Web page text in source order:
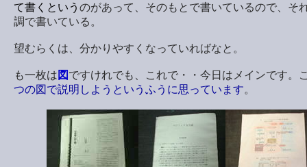
て書くという のがあって、そのもとで書いているので、そ
調で書いている。
望むらくは、分かりやすくなっていればなと。
も一枚は 図 ですけれでも、これで・・今日はメインです。
つの図で説明しようというふうに思っています。